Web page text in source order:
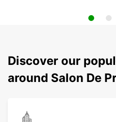
Discover our
around Salon De